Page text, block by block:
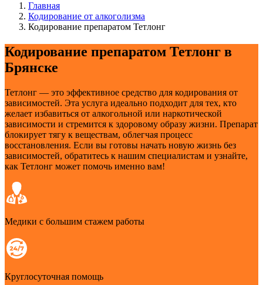
Главная
Кодирование от алкоголизма
Кодирование препаратом Тетлонг
Кодирование препаратом Тетлонг в
Брянске
Тетлонг — это эффективное средство для кодирования от
зависимостей. Эта услуга идеально подходит для тех, кто
желает избавиться от алкогольной или наркотической
зависимости и стремится к здоровому образу жизни. Препарат
блокирует тягу к веществам, облегчая процесс
восстановления. Если вы готовы начать новую жизнь без
зависимостей, обратитесь к нашим специалистам и узнайте,
как Тетлонг может помочь именно вам!
Медики с большим стажем работы
Круглосуточная помощь